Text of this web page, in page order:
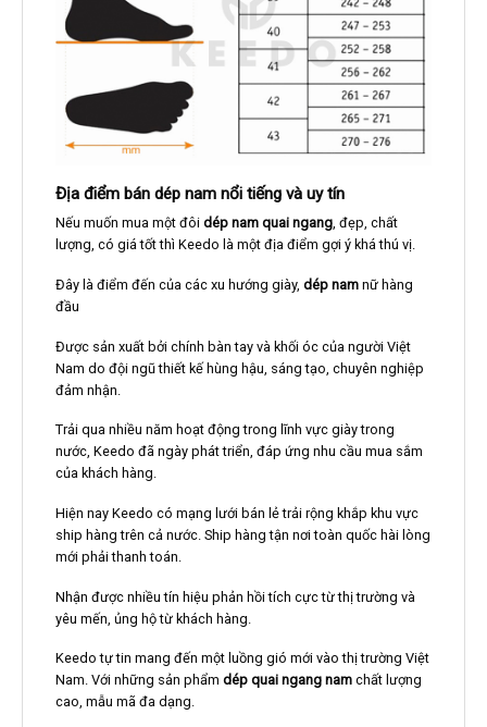
Địa điểm bán dép nam nổi tiếng và uy tín
Nếu muốn mua một đôi dép nam quai ngang, đẹp, chất
lượng, có giá tốt thì Keedo là một địa điểm gợi ý khá thú vị.
Đây là điểm đến của các xu hướng giày, dép namnữ hàng
đầu
Được sản xuất bởi chính bàn tay và khối óc của người Việt
Nam do đội ngũ thiết kế hùng hậu, sáng tạo, chuyên nghiệp
đảm nhận.
Trải qua nhiều năm hoạt động trong lĩnh vực giày trong
nước, Keedo đã ngày phát triển, đáp ứng nhu cầu mua sắm
của khách hàng.
Hiện nay Keedo có mạng lưới bán lẻ trải rộng khắp khu vực
ship hàng trên cả nước. Ship hàng tận nơi toàn quốc hài lòng
mới phải thanh toán.
Nhận được nhiều tín hiệu phản hồi tích cực từ thị trường và
yêu mến, ủng hộ từ khách hàng.
Keedo tự tin mang đến một luồng gió mới vào thị trường Việt
Nam. Với những sản phẩm dép quai ngang namchất lượng
cao, mẫu mã đa dạng.